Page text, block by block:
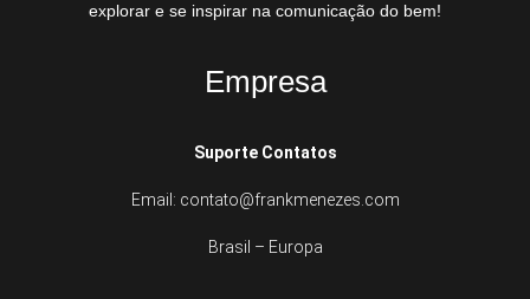
explorar e se inspirar na comunicação do bem!
Empresa
Suporte Contatos
Email: contato@frankmenezes.com
Brasil – Europa